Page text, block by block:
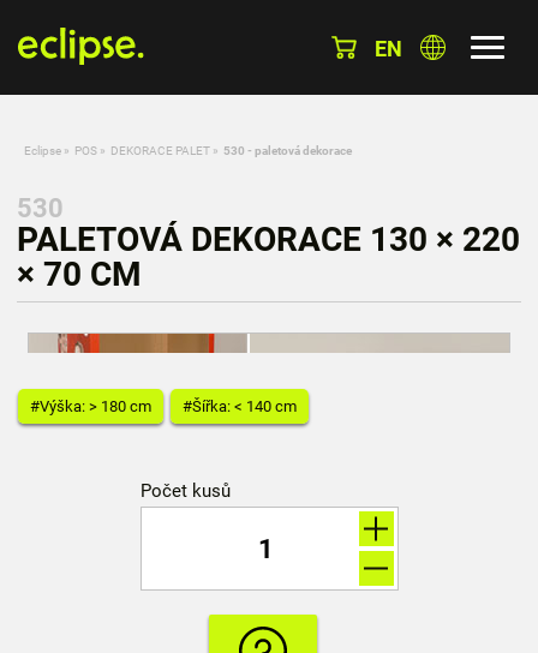
EN
Eclipse » POS » DEKORACE PALET » 530 - paletová dekorace
530
PALETOVÁ DEKORACE 130 × 220
× 70 CM
#Výška: > 180 cm #Šířka: < 140 cm
Počet kusů